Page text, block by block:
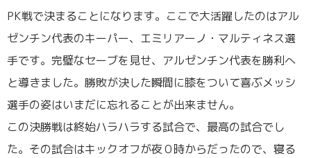
PK戦で決まることになります。ここで大活躍したのはアル
ゼンチン代表のキーパー、エミリアーノ・マルティネス選
手です。完璧なセーブを見せ、アルゼンチン代表を勝利へ
と導きました。勝敗が決した瞬間に膝をついて喜ぶメッシ
選手の姿はいまだに忘れることが出来ません。
この決勝戦は終始ハラハラする試合で、最高の試合でし
た。その試合はキックオフが夜０時からだったので、寝る